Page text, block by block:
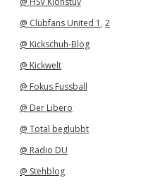
@ Clubfans United 1 , 2
@ Kickschuh-Blog
@ Kickwelt
@ Fokus Fussball
@ Der Libero
@ Total beglubbt
@ Radio DU
@ Stehblog